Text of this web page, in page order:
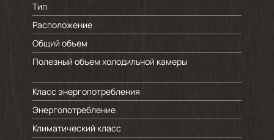
Тип
Расположение
Общий объем
Полезный объем холодильной камеры
Класс энергопотребления
Энергопотребление
Климатический класс